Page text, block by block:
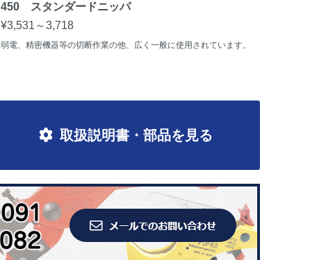
450 スタンダードニッパ
¥3,531～3,718
弱電、精密機器等の切断作業の他、広く一般に使用されています。
取扱説明書・部品を見る